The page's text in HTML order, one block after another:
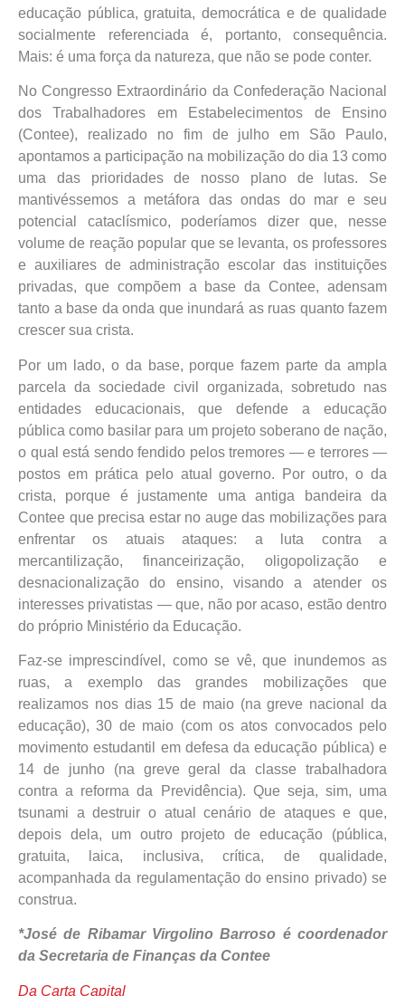
educação pública, gratuita, democrática e de qualidade
socialmente referenciada é, portanto, consequência.
Mais: é uma força da natureza, que não se pode conter.
No Congresso Extraordinário da Confederação Nacional
dos Trabalhadores em Estabelecimentos de Ensino
(Contee), realizado no fim de julho em São Paulo,
apontamos a participação na mobilização do dia 13 como
uma das prioridades de nosso plano de lutas. Se
mantivéssemos a metáfora das ondas do mar e seu
potencial cataclísmico, poderíamos dizer que, nesse
volume de reação popular que se levanta, os professores
e auxiliares de administração escolar das instituições
privadas, que compõem a base da Contee, adensam
tanto a base da onda que inundará as ruas quanto fazem
crescer sua crista.
Por um lado, o da base, porque fazem parte da ampla
parcela da sociedade civil organizada, sobretudo nas
entidades educacionais, que defende a educação
pública como basilar para um projeto soberano de nação,
o qual está sendo fendido pelos tremores — e terrores —
postos em prática pelo atual governo. Por outro, o da
crista, porque é justamente uma antiga bandeira da
Contee que precisa estar no auge das mobilizações para
enfrentar os atuais ataques: a luta contra a
mercantilização, financeirização, oligopolização e
desnacionalização do ensino, visando a atender os
interesses privatistas — que, não por acaso, estão dentro
do próprio Ministério da Educação.
Faz-se imprescindível, como se vê, que inundemos as
ruas, a exemplo das grandes mobilizações que
realizamos nos dias 15 de maio (na greve nacional da
educação), 30 de maio (com os atos convocados pelo
movimento estudantil em defesa da educação pública) e
14 de junho (na greve geral da classe trabalhadora
contra a reforma da Previdência). Que seja, sim, uma
tsunami a destruir o atual cenário de ataques e que,
depois dela, um outro projeto de educação (pública,
gratuita, laica, inclusiva, crítica, de qualidade,
acompanhada da regulamentação do ensino privado) se
construa.
*José de Ribamar Virgolino Barroso é coordenador
da Secretaria de Finanças da Contee
Da Carta Capital